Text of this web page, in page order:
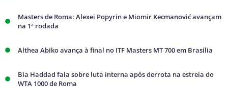
Masters de Roma: Alexei Popyrin e Miomir Kecmanović avançam
na 1ª rodada
Althea Abiko avança à final no ITF Masters MT 700 em Brasília
Bia Haddad fala sobre luta interna após derrota na estreia do
WTA 1000 de Roma